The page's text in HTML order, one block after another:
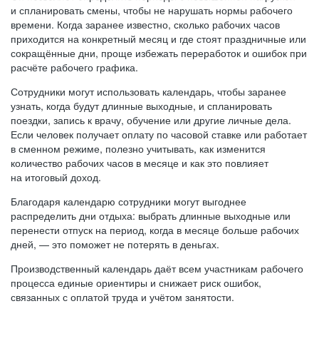
и спланировать смены, чтобы не нарушать нормы рабочего
времени. Когда заранее известно, сколько рабочих часов
приходится на конкретный месяц и где стоят праздничные или
сокращённые дни, проще избежать переработок и ошибок при
расчёте рабочего графика.
Сотрудники могут использовать календарь, чтобы заранее
узнать, когда будут длинные выходные, и спланировать
поездки, запись к врачу, обучение или другие личные дела.
Если человек получает оплату по часовой ставке или работает
в сменном режиме, полезно учитывать, как изменится
количество рабочих часов в месяце и как это повлияет
на итоговый доход.
Благодаря календарю сотрудники могут выгоднее
распределить дни отдыха: выбрать длинные выходные или
перенести отпуск на период, когда в месяце больше рабочих
дней, — это поможет не потерять в деньгах.
Производственный календарь даёт всем участникам рабочего
процесса единые ориентиры и снижает риск ошибок,
связанных с оплатой труда и учётом занятости.